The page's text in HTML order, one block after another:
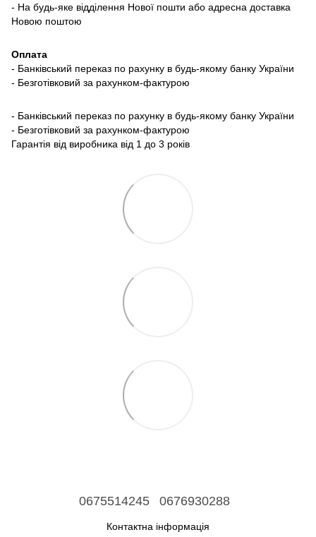
- На будь-яке відділення Нової пошти або адресна доставка
Новою поштою
Оплата
- Банківський переказ по рахунку в будь-якому банку України
- Безготівковий за рахунком-фактурою
- Банківський переказ по рахунку в будь-якому банку України
- Безготівковий за рахунком-фактурою
Гарантія від виробника від 1 до 3 років
0675514245 0676930288
Контактна інформація